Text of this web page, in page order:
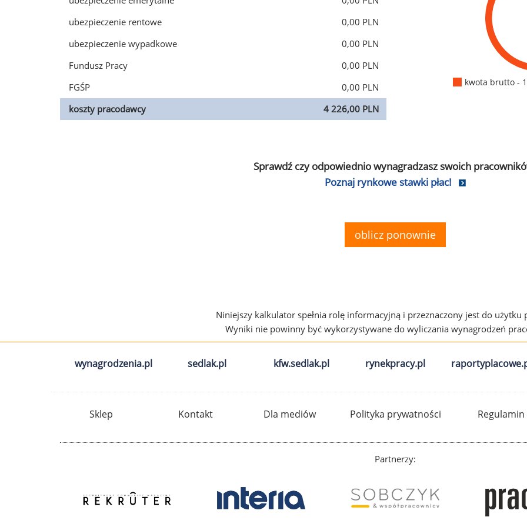
ubezpieczenie rentowe
0,00 PLN
ubezpieczenie wypadkowe
0,00 PLN
Fundusz Pracy
0,00 PLN
FGŚP
0,00 PLN
koszty pracodawcy
4 226,00 PLN
kwota brutto -
Sprawdź czy odpowiednio wynagradzasz swoich
Poznaj rynkowe stawki płac!
oblicz ponownie
Niniejszy kalkulator spełnia rolę informacyjną i przeznaczony jest do użytku
Wyniki nie powinny być wykorzystywane do wyliczania wynagrodzeń
wynagrodzenia.pl sedlak.pl kfw.sedlak.pl rynekpracy.pl
Sklep Kontakt Dla mediów Polityka prywatności Regulamin
Partnerzy: